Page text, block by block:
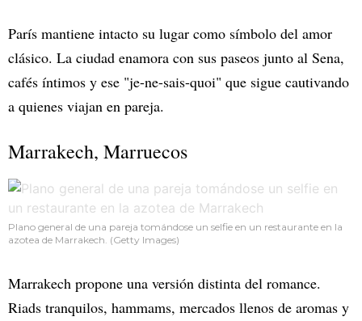
París mantiene intacto su lugar como símbolo del amor
clásico. La ciudad enamora con sus paseos junto al Sena,
cafés íntimos y ese "je-ne-sais-quoi" que sigue cautivando
a quienes viajan en pareja.
Marrakech, Marruecos
Plano general de una pareja tomándose un selfie en un restaurante en la
azotea de Marrakech. (Getty Images)
Marrakech propone una versión distinta del romance.
Riads tranquilos, hammams, mercados llenos de aromas y